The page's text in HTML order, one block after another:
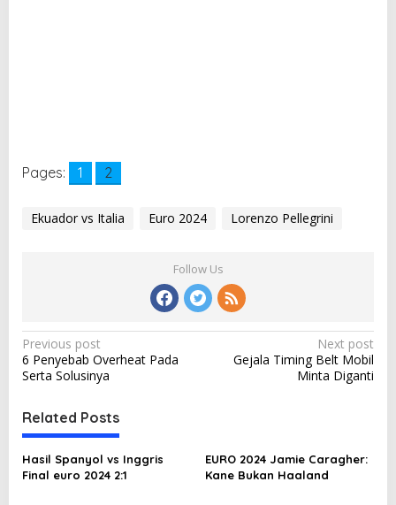
Pages: 1 2
Ekuador vs Italia Euro 2024 Lorenzo Pellegrini
Follow Us
P
o
t
n
a
Previous post
6 Penyebab Overheat Pada
Serta Solusinya
Next post
Gejala Timing Belt Mobil
Minta Diganti
Related Posts
Hasil Spanyol vs Inggris
Final euro 2024 2:1
EURO 2024 Jamie Caragher:
Kane Bukan Haaland